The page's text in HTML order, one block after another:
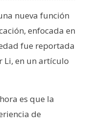
nueva función
enfocada en
fue reportada
Li, en un artículo
es que la
de